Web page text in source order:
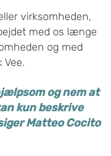
virksomheden,
med os længe
og med
og nem at
kun beskrive
Matteo Cocito